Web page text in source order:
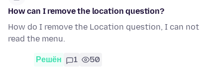
How can I remove the location question?
How do I remove the Location question, I can not
read the menu.
Решён 1 50